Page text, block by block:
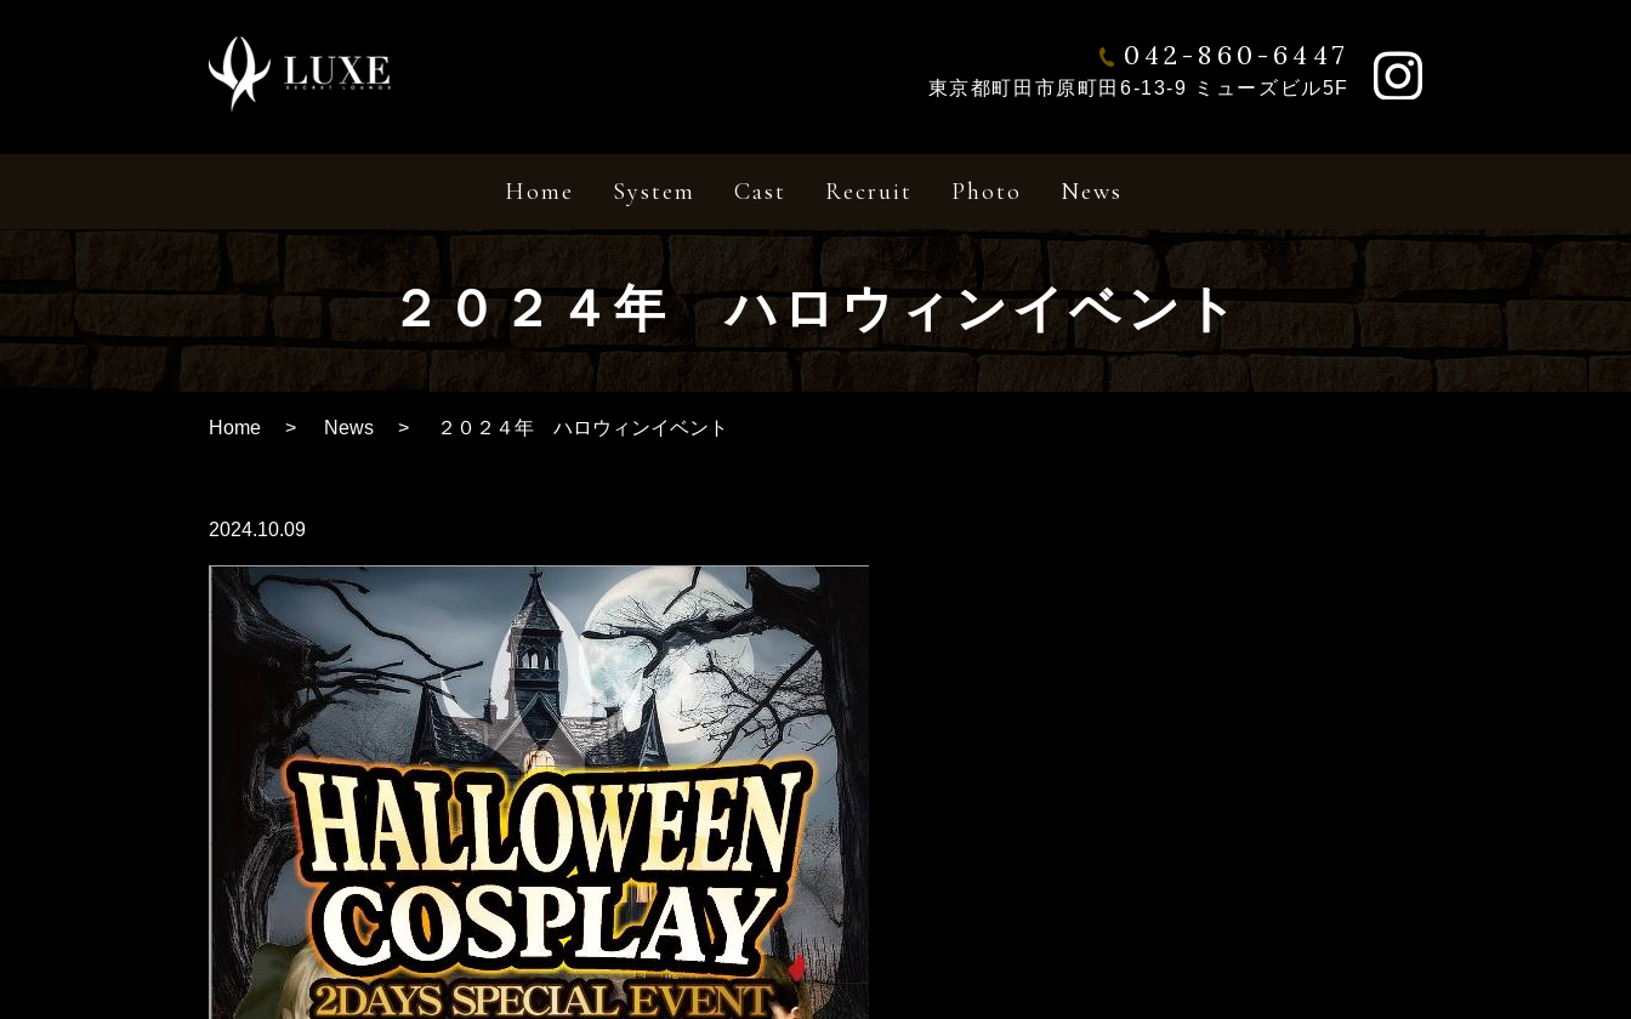
042-860-6447
東京都町田市原町田6-13-9 ミューズビル5F
Home System Cast Recruit Photo News
２０２４年 ハロウィンイベント
Home News ２０２４年 ハロウィンイベント
2024.10.09